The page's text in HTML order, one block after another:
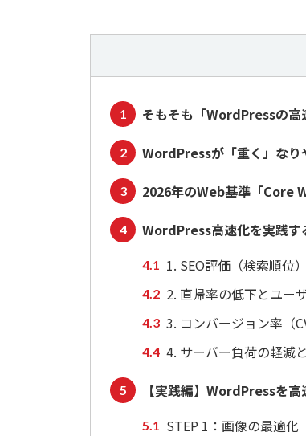
そもそも「WordPressの高
WordPressが「重く」なり
2026年のWeb基準「Core
WordPress高速化を実践す
1. SEO評価（検索順位
2. 直帰率の低下とユー
3. コンバージョン率（
4. サーバー負荷の軽減
【実践編】WordPressを
STEP 1：画像の最適化